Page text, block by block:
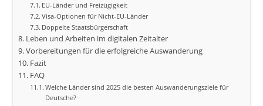
EU-Länder und Freizügigkeit
Visa-Optionen für Nicht-EU-Länder
Doppelte Staatsbürgerschaft
Leben und Arbeiten im digitalen Zeitalter
Vorbereitungen für die erfolgreiche Auswanderung
Fazit
FAQ
Welche Länder sind 2025 die besten Auswanderungsziele für
Deutsche?